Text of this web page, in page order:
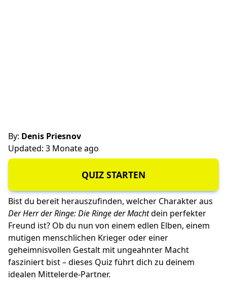
By: Denis Priesnov
Updated: 3 Monate ago
QUIZ STARTEN
Bist du bereit herauszufinden, welcher Charakter aus
Der Herr der Ringe: Die Ringe der Machtdein perfekter
Freund ist? Ob du nun von einem edlen Elben, einem
mutigen menschlichen Krieger oder einer
geheimnisvollen Gestalt mit ungeahnter Macht
fasziniert bist – dieses Quiz führt dich zu deinem
idealen Mittelerde-Partner.